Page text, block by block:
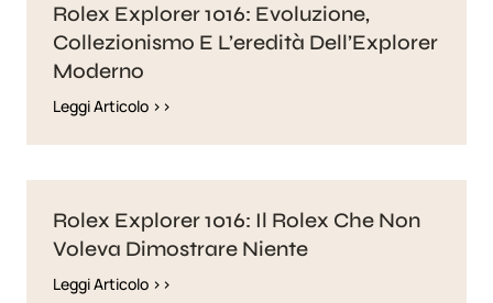
Rolex Explorer 1016: Evoluzione,
Collezionismo E L’eredità Dell’Explorer
Moderno
Leggi Articolo >>
Rolex Explorer 1016: Il Rolex Che Non
Voleva Dimostrare Niente
Leggi Articolo >>